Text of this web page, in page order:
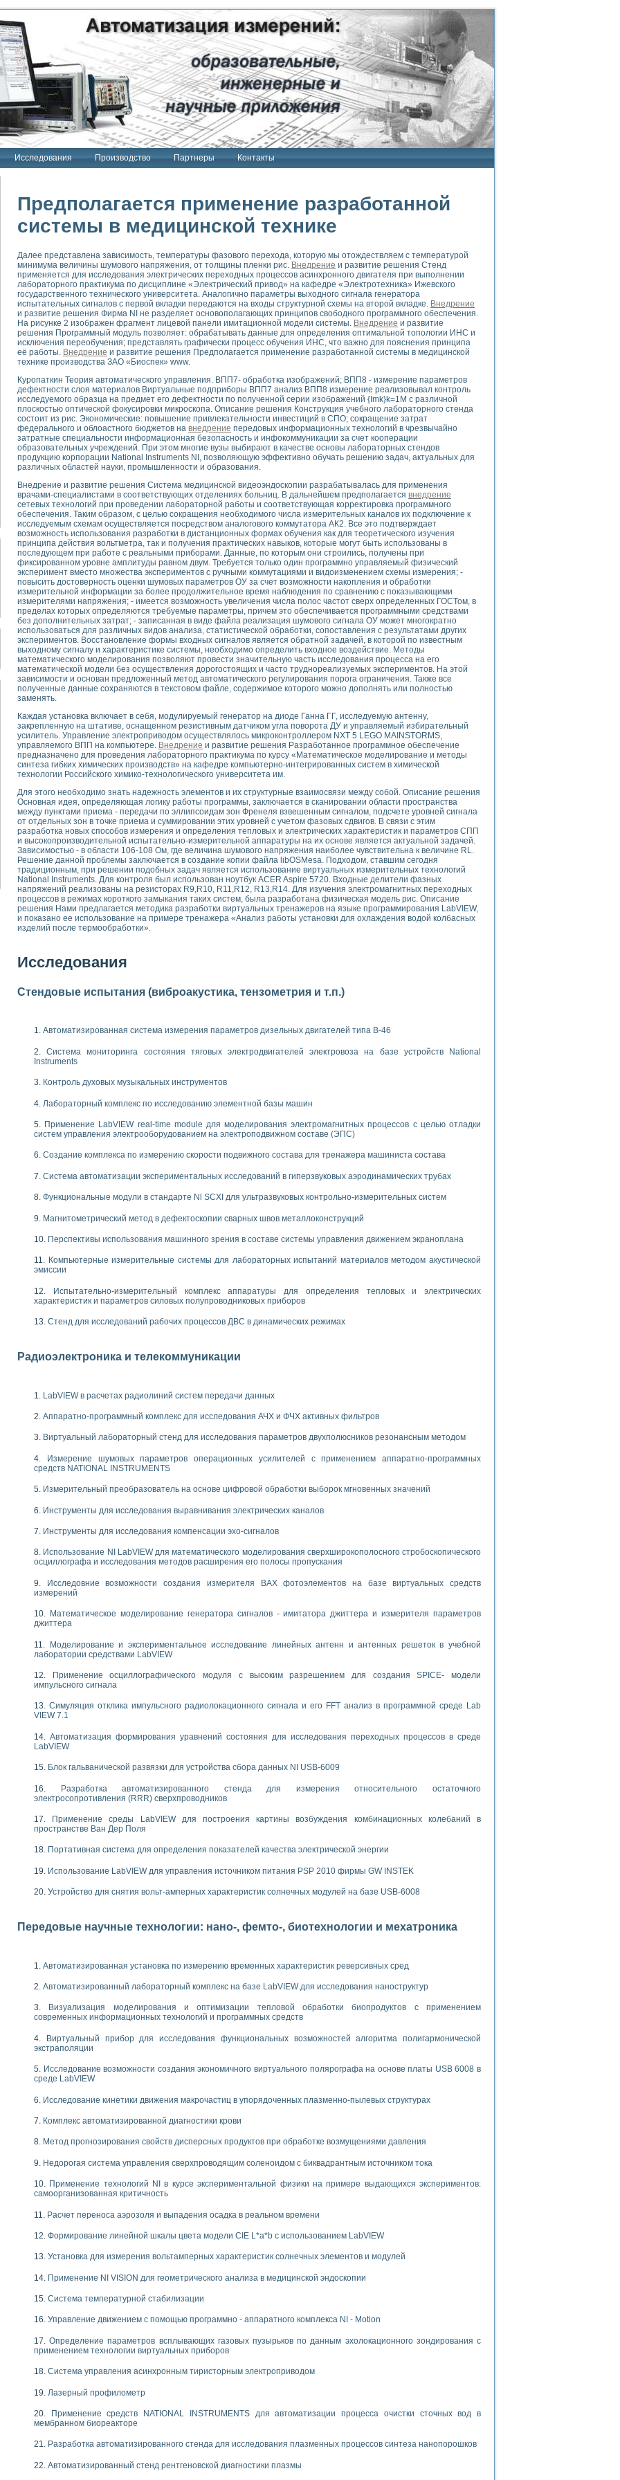
Исследования Производство Партнеры Контакты
"Сигнал-USB"
Интроскан
система
USB"
терапии серии СКАН
тензометрия и т.п.)
измерения параметров дизельных двигателей типа В-46
тяговых электродвигателей электровоза на базе устройств National Instruments
инструментов
элементной базы машин
module для моделирования электромагнитных процессов с целью отладки систем управления электрооборудованием на электроподвижном составе
скорости подвижного состава для тренажера машиниста состава
исследований в гиперзвуковых аэродинамических трубах
Nl SCXI для ультразвуковых контрольно-измерительных систем
сварных швов металлоконструкций
зрения в составе системы управления движением экраноплана
системы для лабораторных испытаний материалов методом акустической эмиссии
комплекс аппаратуры для определения тепловых и электрических характеристик и параметров силовых полупроводниковых приборов
процессов ДВС в динамических режимах
систем передачи данных
для исследования АЧХ и ФЧХ активных фильтров
для исследования параметров двухполюсников резонансным методом
операционных усилителей с применением аппаратно-программных средств NATIONAL INSTRUMENTS
на основе цифровой обработки выборок мгновенных значений
выравнивания электрических каналов
компенсации эхо-сигналов
математического моделирования сверхширокополосного стробоскопического осциллографа и исследования методов расширения его полосы
измерителя ВАХ фотоэлементов на базе виртуальных средств измерений
генератора сигналов - имитатора джиттера и измерителя параметров джиттера
исследование линейных антенн и антенных решеток в учебной лаборатории средствами LabVIEW
модуля с высоким разрешением для создания SPICE- модели импульсного сигнала
радиолокационного сигнала и его FFT анализ в программной среде Lab VIEW 7.1
уравнений состояния для исследования переходных процессов в среде LabVIEW
для устройства сбора данных NI USB-6009
стенда для измерения относительного остаточного электросопротивления (RRR) сверхпроводников
построения картины возбуждения комбинационных колебаний в пространстве Ван Дер Поля
показателей качества электрической энергии
управления источником питания PSP 2010 фирмы GW INSTEK
характеристик солнечных модулей на базе USB-6008
нано-, фемто-, биотехнологии и мехатроника
по измерению временных характеристик реверсивных сред
комплекс на базе LabVIEW для исследования наноструктур
и оптимизации тепловой обработки биопродуктов с применением современных информационных технологий и программных средств
функциональных возможностей алгоритма полигармонической экстраполяции
экономичного виртуального полярографа на основе платы USB 6008 в среде LabVIEW
макрочастиц в упорядоченных плазменно-пылевых структурах
диагностики крови
дисперсных продуктов при обработке возмущениями давления
сверхпроводящим соленоидом с биквадрантным источником тока
экспериментальной физики на примере выдающихся экспериментов: самоорганизованная критичность
характеристик солнечных элементов и модулей
тиристорным электроприводом
INSTRUMENTS для автоматизации процесса очистки сточных вод в мембранном биореакторе
диагностики плазмы
дифракционные датчики малых перемещений и колебаний
и развития дефектов в растущем монокристалле карбида кремния на основе акустической эмиссии и лазерной интерферометрии
импедансный томограф на базе платы сбора данных PCI 6052E
механических свойств материалов в наношкале
зрения для контроля образцов
переходных процессов при коротких замыканиях в узлах электрических нагрузок
путем моделирования технологических процессов пищевых производств с использованием языка программирования LabVIEW
и защиты ускорителя ЛУЭ-200
процессом цементирования нефтегазовых скважин
с использованием среды графического программирования LabVIEW для моделирования типовых химико-технологических процессов
термотрансферной маркировки изделий
переходных процессов при коротких замыканиях в узлах электрических нагрузок
неиндустриальных камер в производственных условиях
эффективности систем управления в интегрированных средах
стенда по измерению профиля зеркальной антенны и построению диаграммы направленности
комплексы для вузов, осуществляющих подготовку специалистов по пищевой инженерии
нелинейных резистивных цепей
WORKBENCH-MULTISIM для электротехнической подготовки инженеров-неэлектриков
«Цифровые вычислительные устройства и микропроцессоры приборных комплексов» на основе Multisim
теории коммутации
течения в расширяющемся канале
интерфейсов обмена по протоколам RS232 и GPIB / имитатор оконечного устройства по интерфейсу RS232
адиабатического расширения газов
переходных характеристик асинхронных двигателей при пуске
измерений с помощью LabVIEW
INSTRUMENTS для создания систем автоматизированного лабораторного практикума
и корреляционный анализ"
принципа действия универсального цифрового вольтметра
обеспечение учебных лабораторных стендов
LabVIEW
лабораторный практикум по курсу «радиотехнические цепи и сигналы»
INSTRUMENTS в операционной системе LINUX
принципа действия универсального цифрового вольтметра
принимаемых решений в среде LabVIEW
«Моделирование систем» и «Автоматизация проектирования систем и средств управления»
информационно-измерительным системам (ИИС)
характеристик на основе использования звуковой карты ПК
в среде LabVIEW
практикумов на кафедре информационных систем МИРЭА
практикума по электронике кафедры информационных систем МИРЭА
по электротехнике в среде MULTISIM
частотного анализа для LabWindows/CVI и LabVIEW
программе «Прикладная физика и физическая информатика» инновационного образовательного проекта РУДН
электромагнитного поля для испытаний изделий авионики
ИИС на базе оборудования NI CompactDAQ
Предполагается применение разработанной
системы в медицинской технике
Далее представлена зависимость, температуры фазового перехода, которую мы отождествляем с температурой
минимума величины шумового напряжения, от толщины пленки рис. Внедрение и развитие решения Стенд
применяется для исследования электрических переходных процессов асинхронного двигателя при выполнении
лабораторного практикума по дисциплине «Электрический привод» на кафедре «Электротехника» Ижевского
государственного технического университета. Аналогично параметры выходного сигнала генератора
испытательных сигналов с первой вкладки передаются на входы структурной схемы на второй вкладке. Внедрение
и развитие решения Фирма NI не разделяет основополагающих принципов свободного программного обеспечения.
На рисунке 2 изображен фрагмент лицевой панели имитационной модели системы. Внедрение и развитие
решения Программный модуль позволяет: обрабатывать данные для определения оптимальной топологии ИНС и
исключения переобучения; представлять графически процесс обучения ИНС, что важно для пояснения принципа
её работы. Внедрение и развитие решения Предполагается применение разработанной системы в медицинской
технике производства ЗАО «Биоспек» www.
Куропаткин Теория автоматического управления. ВПП7- обработка изображений; ВПП8 - измерение параметров
дефектности слоя материалов Виртуальные подприборы ВПП7 анализ ВПП8 измерение реализовывал контроль
исследуемого образца на предмет его дефектности по полученной серии изображений {Imk}k=1M с различной
плоскостью оптической фокусировки микроскопа. Описание решения Конструкция учебного лабораторного стенда
состоит из рис. Экономические: повышение привлекательности инвестиций в СПО; сокращение затрат
федерального и облоастного бюджетов на внедрение передовых информационных технологий в чрезвычайно
затратные специальности информационная безопасность и инфокоммуникации за счет кооперации
образовательных учреждений. При этом многие вузы выбирают в качестве основы лабораторных стендов
продукцию корпорации National Instruments NI, позволяющую эффективно обучать решению задач, актуальных для
различных областей науки, промышленности и образования.
Внедрение и развитие решения Система медицинской видеоэндоскопии разрабатывалась для применения
врачами-специалистами в соответствующих отделениях больниц. В дальнейшем предполагается внедрение
сетевых технологий при проведении лабораторной работы и соответствующая корректировка программного
обеспечения. Таким образом, с целью сокращения необходимого числа измерительных каналов их подключение к
исследуемым схемам осуществляется посредством аналогового коммутатора АК2. Все это подтверждает
возможность использования разработки в дистанционных формах обучения как для теоретического изучения
принципа действия вольтметра, так и получения практических навыков, которые могут быть использованы в
последующем при работе с реальными приборами. Данные, по которым они строились, получены при
фиксированном уровне амплитуды равном двум. Требуется только один программно управляемый физический
эксперимент вместо множества экспериментов с ручными коммутациями и видоизменением схемы измерения; -
повысить достоверность оценки шумовых параметров ОУ за счет возможности накопления и обработки
измерительной информации за более продолжительное время наблюдения по сравнению с показывающими
измерителями напряжения; - имеется возможность увеличения числа полос частот сверх определенных ГОСТом, в
пределах которых определяются требуемые параметры, причем это обеспечивается программными средствами
без дополнительных затрат; - записанная в виде файла реализация шумового сигнала ОУ может многократно
использоваться для различных видов анализа, статистической обработки, сопоставления с результатами других
экспериментов. Восстановление формы входных сигналов является обратной задачей, в которой по известным
выходному сигналу и характеристике системы, необходимо определить входное воздействие. Методы
математического моделирования позволяют провести значительную часть исследования процесса на его
математической модели без осуществления дорогостоящих и часто труднореализуемых экспериментов. На этой
зависимости и основан предложенный метод автоматического регулирования порога ограничения. Также все
полученные данные сохраняются в текстовом файле, содержимое которого можно дополнять или полностью
заменять.
Каждая установка включает в себя, модулируемый генератор на диоде Ганна ГГ, исследуемую антенну,
закрепленную на штативе, оснащенном резистивным датчиком угла поворота ДУ и управляемый избирательный
усилитель. Управление электроприводом осуществлялось микроконтроллером NXT 5 LEGO MAINSTORMS,
управляемого ВПП на компьютере. Внедрение и развитие решения Разработанное программное обеспечение
предназначено для проведения лабораторного практикума по курсу «Математическое моделирование и методы
синтеза гибких химических производств» на кафедре компьютерно-интегрированных систем в химической
технологии Российского химико-технологического университета им.
Для этого необходимо знать надежность элементов и их структурные взаимосвязи между собой. Описание решения
Основная идея, определяющая логику работы программы, заключается в сканировании области пространства
между пунктами приема - передачи по эллипсоидам зон Френеля взвешенным сигналом, подсчете уровней сигнала
от отдельных зон в точке приема и суммировании этих уровней с учетом фазовых сдвигов. В связи с этим
разработка новых способов измерения и определения тепловых и электрических характеристик и параметров СПП
и высокопроизводительной испытательно-измерительной аппаратуры на их основе является актуальной задачей.
Зависимостью - в области 106-108 Ом, где величина шумового напряжения наиболее чувствительна к величине RL.
Решение данной проблемы заключается в создание копии файла libOSMesa. Подходом, ставшим сегодня
традиционным, при решении подобных задач является использование виртуальных измерительных технологий
National Instruments. Для контроля был использован ноутбук ACER Aspire 5720. Входные делители фазных
напряжений реализованы на резисторах R9,R10, R11,R12, R13,R14. Для изучения электромагнитных переходных
процессов в режимах короткого замыкания таких систем, была разработана физическая модель рис. Описание
решения Нами предлагается методика разработки виртуальных тренажеров на языке программирования LabVIEW,
и показано ее использование на примере тренажера «Анализ работы установки для охлаждения водой колбасных
изделий после термообработки».
Исследования
Стендовые испытания (виброакустика, тензометрия и т.п.)
Автоматизированная система измерения параметров дизельных двигателей типа В-46
Система мониторинга состояния тяговых электродвигателей электровоза на базе устройств National
Instruments
Контроль духовых музыкальных инструментов
Лабораторный комплекс по исследованию элементной базы машин
Применение LabVIEW real-time module для моделирования электромагнитных процессов с целью отладки
систем управления электрооборудованием на электроподвижном составе (ЭПС)
Создание комплекса по измерению скорости подвижного состава для тренажера машиниста состава
Система автоматизации экспериментальных исследований в гиперзвуковых аэродинамических трубах
Функциональные модули в стандарте Nl SCXI для ультразвуковых контрольно-измерительных систем
Магнитометрический метод в дефектоскопии сварных швов металлоконструкций
Перспективы использования машинного зрения в составе системы управления движением экраноплана
Компьютерные измерительные системы для лабораторных испытаний материалов методом акустической
эмиссии
Испытательно-измерительный комплекс аппаратуры для определения тепловых и электрических
характеристик и параметров силовых полупроводниковых приборов
Стенд для исследований рабочих процессов ДВС в динамических режимах
Радиоэлектроника и телекоммуникации
LabVIEW в расчетах радиолиний систем передачи данных
Аппаратно-программный комплекс для исследования АЧХ и ФЧХ активных фильтров
Виртуальный лабораторный стенд для исследования параметров двухполюсников резонансным методом
Измерение шумовых параметров операционных усилителей с применением аппаратно-программных
средств NATIONAL INSTRUMENTS
Измерительный преобразователь на основе цифровой обработки выборок мгновенных значений
Инструменты для исследования выравнивания электрических каналов
Инструменты для исследования компенсации эхо-сигналов
Использование NI LabVIEW для математического моделирования сверхширокополосного стробоскопического
осциллографа и исследования методов расширения его полосы пропускания
Исследовние возможности создания измерителя ВАХ фотоэлементов на базе виртуальных средств
измерений
Математическое моделирование генератора сигналов - имитатора джиттера и измерителя параметров
джиттера
Моделирование и экспериментальное исследование линейных антенн и антенных решеток в учебной
лаборатории средствами LabVIEW
Применение осциллографического модуля с высоким разрешением для создания SPICE- модели
импульсного сигнала
Симуляция отклика импульсного радиолокационного сигнала и его FFT анализ в программной среде Lab
VIEW 7.1
Автоматизация формирования уравнений состояния для исследования переходных процессов в среде
LabVIEW
Блок гальванической развязки для устройства сбора данных NI USB-6009
Разработка автоматизированного стенда для измерения относительного остаточного
электросопротивления (RRR) сверхпроводников
Применение среды LabVIEW для построения картины возбуждения комбинационных колебаний в
пространстве Ван Дер Поля
Портативная система для определения показателей качества электрической энергии
Использование LabVIEW для управления источником питания PSP 2010 фирмы GW INSTEK
Устройство для снятия вольт-амперных характеристик солнечных модулей на базе USB-6008
Передовые научные технологии: нано-, фемто-, биотехнологии и мехатроника
Автоматизированная установка по измерению временных характеристик реверсивных сред
Автоматизированный лабораторный комплекс на базе LabVIEW для исследования наноструктур
Визуализация моделирования и оптимизации тепловой обработки биопродуктов с применением
современных информационных технологий и программных средств
Виртуальный прибор для исследования функциональных возможностей алгоритма полигармонической
экстраполяции
Исследование возможности создания экономичного виртуального полярографа на основе платы USB 6008 в
среде LabVIEW
Исследование кинетики движения макрочастиц в упорядоченных плазменно-пылевых структурах
Комплекс автоматизированной диагностики крови
Метод прогнозирования свойств дисперсных продуктов при обработке возмущениями давления
Недорогая система управления сверхпроводящим соленоидом с биквадрантным источником тока
Применение технологий NI в курсе экспериментальной физики на примере выдающихся экспериментов:
самоорганизованная критичность
Расчет переноса аэрозоля и выпадения осадка в реальном времени
Формирование линейной шкалы цвета модели CIE L*a*b с использованием LabVIEW
Установка для измерения вольтамперных характеристик солнечных элементов и модулей
Применение NI VISION для геометрического анализа в медицинской эндоскопии
Система температурной стабилизации
Управление движением с помощью программно - аппаратного комплекса NI - Motion
Определение параметров всплывающих газовых пузырьков по данным эхолокационного зондирования с
применением технологии виртуальных приборов
Система управления асинхронным тиристорным электроприводом
Лазерный профилометр
Применение средств NATIONAL INSTRUMENTS для автоматизации процесса очистки сточных вод в
мембранном биореакторе
Разработка автоматизированного стенда для исследования плазменных процессов синтеза нанопорошков
Автоматизированный стенд рентгеновской диагностики плазмы